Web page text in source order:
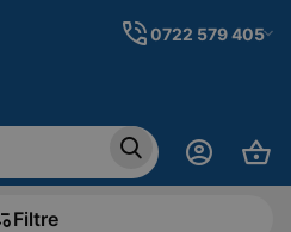
0722 579 405
Filtre